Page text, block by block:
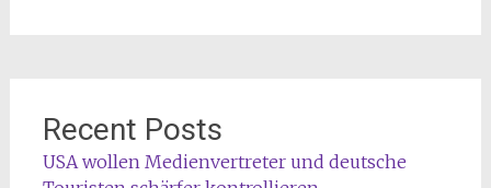
Recent Posts
USA wollen Medienvertreter und deutsche